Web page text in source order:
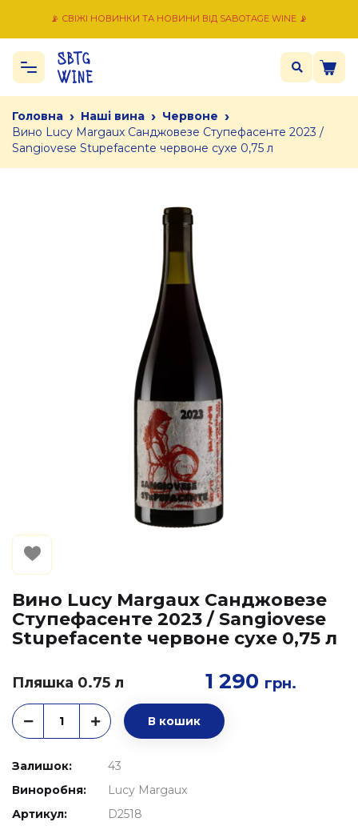
📡 СВІЖІ НОВИНКИ ТА НОВИНИ ВІД SABOTAGE WINE 📡
Головна › Наші вина › Червоне ›
Вино Lucy Margaux Санджовезе Ступефасенте 2023 /
Sangiovese Stupefacente червоне сухе 0,75 л
Вино Lucy Margaux Санджовезе
Ступефасенте 2023 / Sangiovese
Stupefacente червоне сухе 0,75 л
Пляшка 0.75 л 1 290 грн.
В кошик
Залишок:
43
Виноробня:
Lucy Margaux
Артикул:
D2518